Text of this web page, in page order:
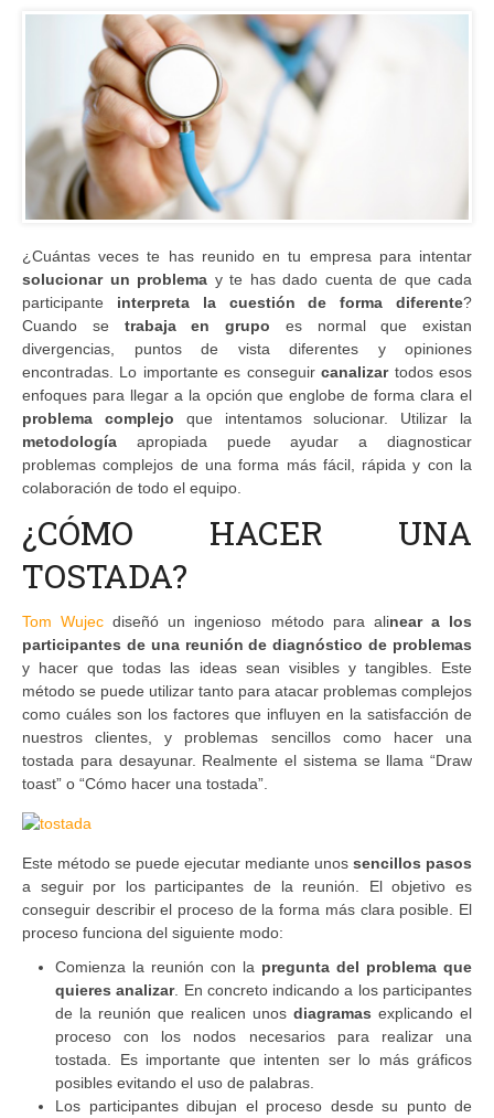
¿Cuántas veces te has reunido en tu empresa para intentar
solucionar un problema y te has dado cuenta de que cada
participante interpreta la cuestión de forma diferente?
Cuando se trabaja en grupo es normal que existan
divergencias, puntos de vista diferentes y opiniones
encontradas. Lo importante es conseguircanalizartodos esos
enfoques para llegar a la opción que englobe de forma clara el
problema complejo que intentamos solucionar. Utilizar la
metodología apropiada puede ayudar a diagnosticar
problemas complejos de una forma más fácil, rápida y con la
colaboración de todo el equipo.
¿CÓMO HACER UNA
TOSTADA?
Tom Wujec diseñó un ingenioso método para alinear a los
participantes de una reunión de diagnóstico de problemas
y hacer que todas las ideas sean visibles y tangibles. Este
método se puede utilizar tanto para atacar problemas complejos
como cuáles son los factores que influyen en la satisfacción de
nuestros clientes, y problemas sencillos como hacer una
tostada para desayunar. Realmente el sistema se llama “Draw
toast” o “Cómo hacer una tostada”.
Este método se puede ejecutar mediante unos sencillos pasos
a seguir por los participantes de la reunión. El objetivo es
conseguir describir el proceso de la forma más clara posible. El
proceso funciona del siguiente modo:
Comienza la reunión con la pregunta del problema que
quieres analizar. En concreto indicando a los participantes
de la reunión que realicen unos diagramas explicando el
proceso con los nodos necesarios para realizar una
tostada. Es importante que intenten ser lo más gráficos
posibles evitando el uso de palabras.
Los participantes dibujan el proceso desde su punto de